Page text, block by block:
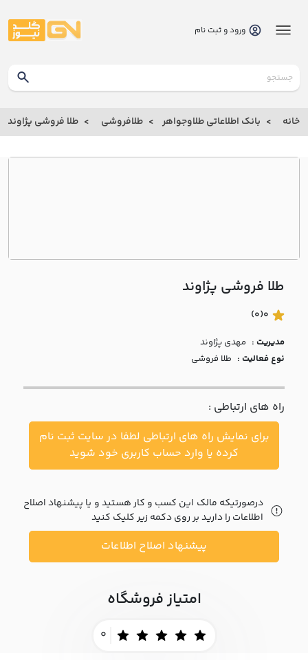
بانک
بانک
اطلاعاتی
درباره
با ما
مقالات
اخبار
پرسش
متداول
خواست
ورود و ثبت نام
خانه بانک اطلاعاتی طلاوجواهر طلافروشی طلا فروشی پژاوند
طلا فروشی پژاوند
0
(0)
مدیریت : مهدي پژاوند
نوع فعالیت : طلا فروشی
راه های ارتباطی :
برای نمایش راه های ارتباطی لطفا در سایت ثبت نام
کرده یا وارد حساب کاربری خود شوید
درصورتیکه مالک این کسب و کار هستید و یا پیشنهاد اصلاح
اطلاعات را دارید بر روی دکمه زیر کلیک کنید
پیشنهاد اصلاح اطلاعات
امتیاز فروشگاه
0